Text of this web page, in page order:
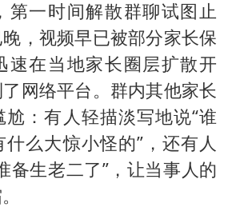
第一时间解散群聊试图止
，视频早已被部分家长保
速在当地家长圈层扩散开
网络平台。群内其他家长
：有人轻描淡写地说“谁
么大惊小怪的”，还有人
备生老二了”，让当事人的